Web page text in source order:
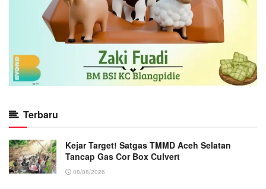
Terbaru
Kejar Target! Satgas TMMD Aceh Selatan
Tancap Gas Cor Box Culvert
08/08/2026